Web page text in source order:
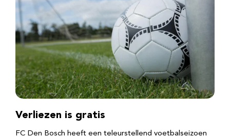
Verliezen is gratis
FC Den Bosch heeft een teleurstellend voetbalseizoen